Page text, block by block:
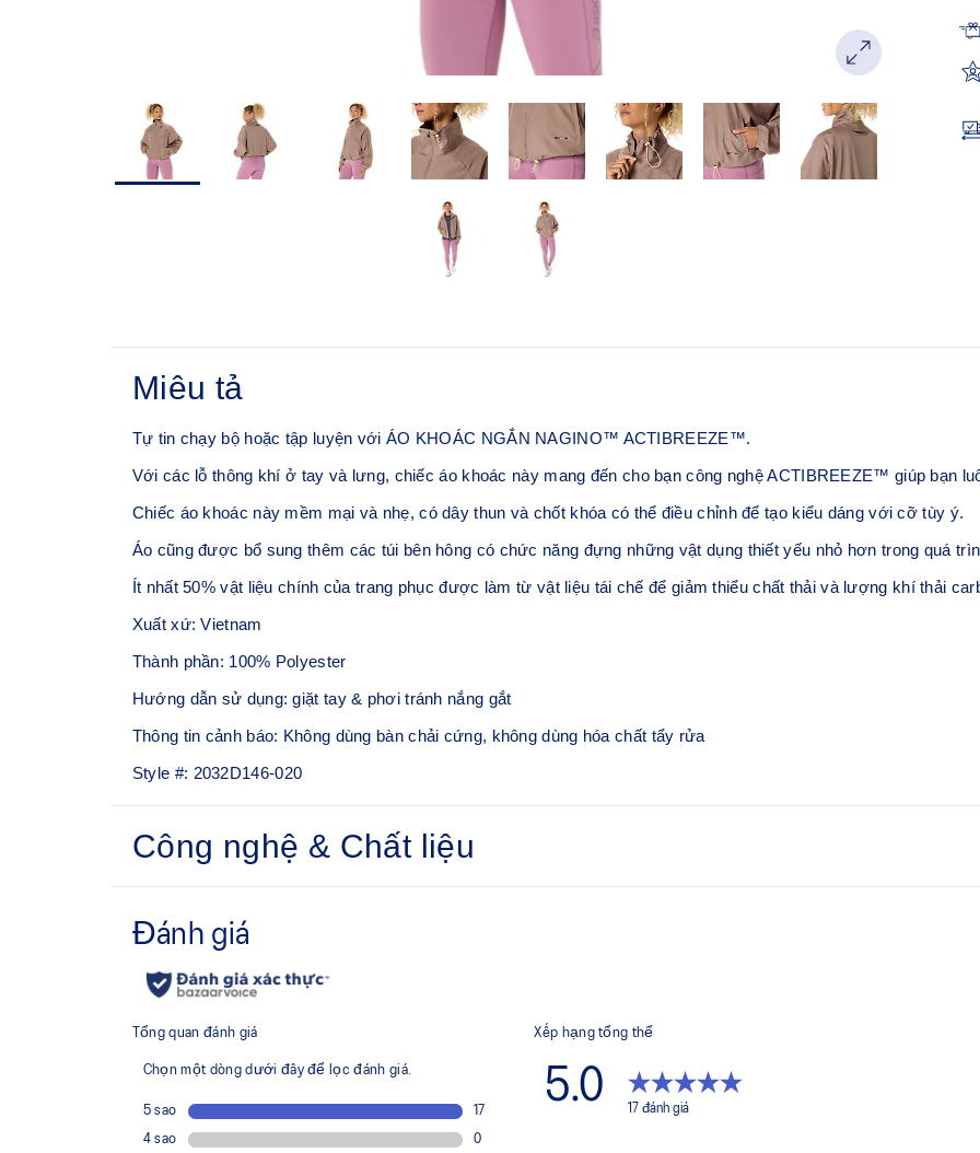
Miêu tả
Tự tin chạy bộ hoặc tập luyện với ÁO KHOÁC NGẮN NAGINO™ ACTIBREEZE™.
Với các lỗ thông khí ở tay và lưng, chiếc áo khoác này mang đến cho bạn công nghệ ACTIBREEZE™ giúp bạn
Chiếc áo khoác này mềm mại và nhẹ, có dây thun và chốt khóa có thể điều chỉnh để tạo kiểu dáng với cỡ tùy ý.
Áo cũng được bổ sung thêm các túi bên hông có chức năng đựng những vật dụng thiết yếu nhỏ hơn trong quá
Ít nhất 50% vật liệu chính của trang phục được làm từ vật liệu tái chế để giảm thiểu chất thải và lượng khí thải
Xuất xứ: Vietnam
Thành phần: 100% Polyester
Hướng dẫn sử dụng: giặt tay & phơi tránh nắng gắt
Thông tin cảnh báo: Không dùng bàn chải cứng, không dùng hóa chất tẩy rửa
Style #: 2032D146-020
Công nghệ & Chất liệu
Chống thấm nước
Túi bên tiện lợi
Ít nhất 50% vật liệu chính của trang phục được làm từ vật liệu tái chế để
giảm thiểu chất thải và lượng khí thải carbon